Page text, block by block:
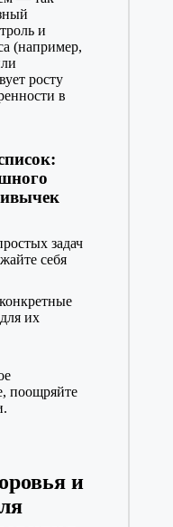
и
(например,
росту
в
задач
себя
их
поощряйте
и